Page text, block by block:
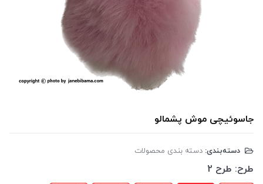
جاسوئیچی موش پشمالو
دسته‌بندی: دسته بندی محصولات
طرح: طرح 2